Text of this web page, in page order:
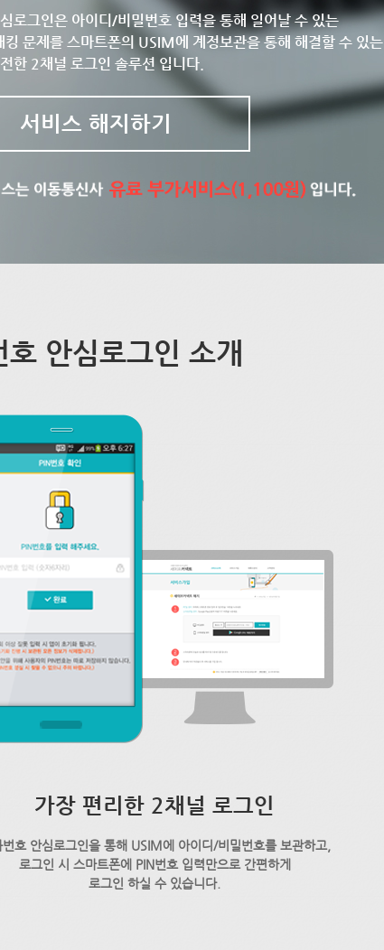
로그인은 아이디/비밀번호 입력을 통해 일어날 수 있는
킹 문제를 스마트폰의 USIM에 계정보관을 통해 해결할 수 있는
한 2채널 로그인 솔루션 입니다.
서비스 해지하기
호 안심로그인 소개
가장 편리한 2채널 로그인
번호 안심로그인을 통해 USIM에 아이디/비밀번호를 보관하고,
로그인 시 스마트폰에 PIN번호 입력만으로 간편하게
로그인 하실 수 있습니다.